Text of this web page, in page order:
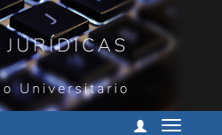
Cambiar